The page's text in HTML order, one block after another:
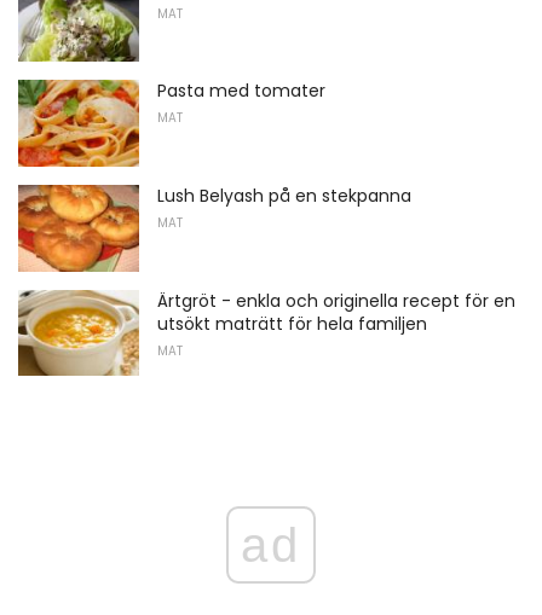
MAT
Pasta med tomater
MAT
Lush Belyash på en stekpanna
MAT
Ärtgröt - enkla och originella recept för en
utsökt maträtt för hela familjen
MAT
ad